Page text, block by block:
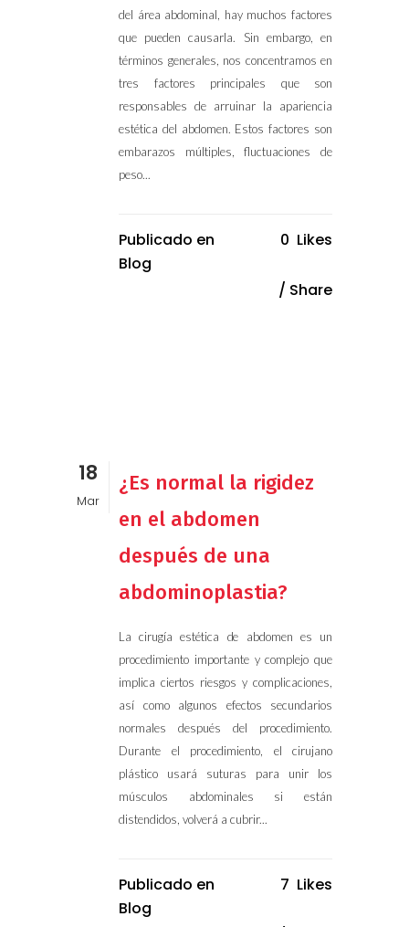
del área abdominal, hay muchos factores
que pueden causarla. Sin embargo, en
términos generales, nos concentramos en
tres factores principales que son
responsables de arruinar la apariencia
estética del abdomen. Estos factores son
embarazos múltiples, fluctuaciones de
peso...
Publicado en
Blog
0 Likes
Share
18
Mar
¿Es normal la rigidez
en el abdomen
después de una
abdominoplastia?
La cirugía estética de abdomen es un
procedimiento importante y complejo que
implica ciertos riesgos y complicaciones,
así como algunos efectos secundarios
normales después del procedimiento.
Durante el procedimiento, el cirujano
plástico usará suturas para unir los
músculos abdominales si están
distendidos, volverá a cubrir...
Publicado en
Blog
7 Likes